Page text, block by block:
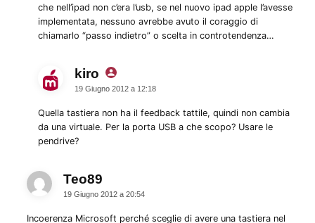
che nell’ipad non c’era l’usb, se nel nuovo ipad apple l’avesse
implementata, nessuno avrebbe avuto il coraggio di
chiamarlo “passo indietro” o scelta in controtendenza…
kiro dice:
19 Giugno 2012 a 12:18
Quella tastiera non ha il feedback tattile, quindi non cambia
da una virtuale. Per la porta USB a che scopo? Usare le
pendrive?
Teo89
19 Giugno 2012 a 20:54
Incoerenza Microsoft perché sceglie di avere una tastiera nel